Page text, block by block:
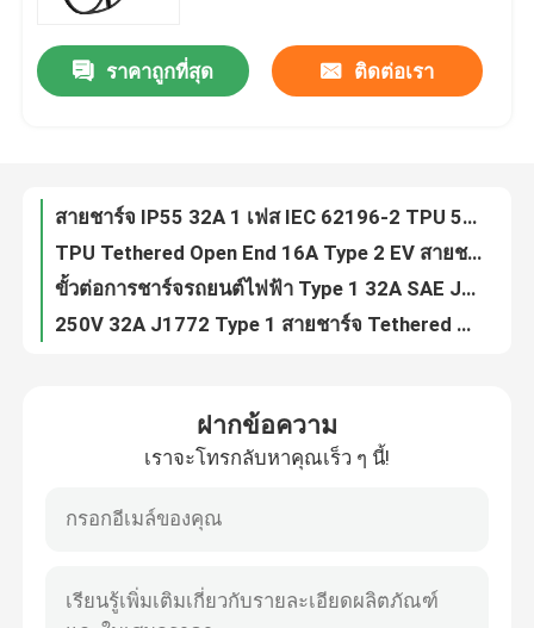
สินค้า
เกี่ยวกับเรา
ติดต่อเรา
ที่ชาร์จ EV แบบพกพา
ราคาถูกที่สุด ติดต่อเรา
ยานยนต์ J1772 ปลั๊กเสียบสายเคเบิล Type 1 EV สายชาร์จ 5M
สายเทอร์โมพลาสติก Type 1 EV สำหรับเครื่องชาร์จรถยนต์ไฟฟ้า 16A 32A
3 เฟสประเภท 2 สายเคเบิลสำหรับชาร์จไฟบ้าน 380V IEC 62196-2
16 แอมป์ 11kw ยางซิลิกอน 5m EV สายชาร์จประเภท 2 IEC 62196-2
ฝากข้อความ
เราจะโทรกลับหาคุณเร็ว ๆ นี้!